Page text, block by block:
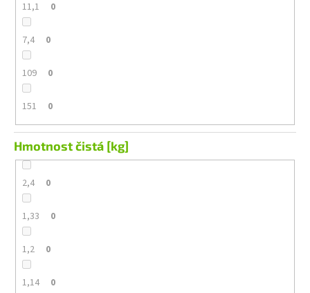
11,1 0
7,4 0
109 0
151 0
Hmotnost čistá [kg]
2,4 0
1,33 0
1,2 0
1,14 0